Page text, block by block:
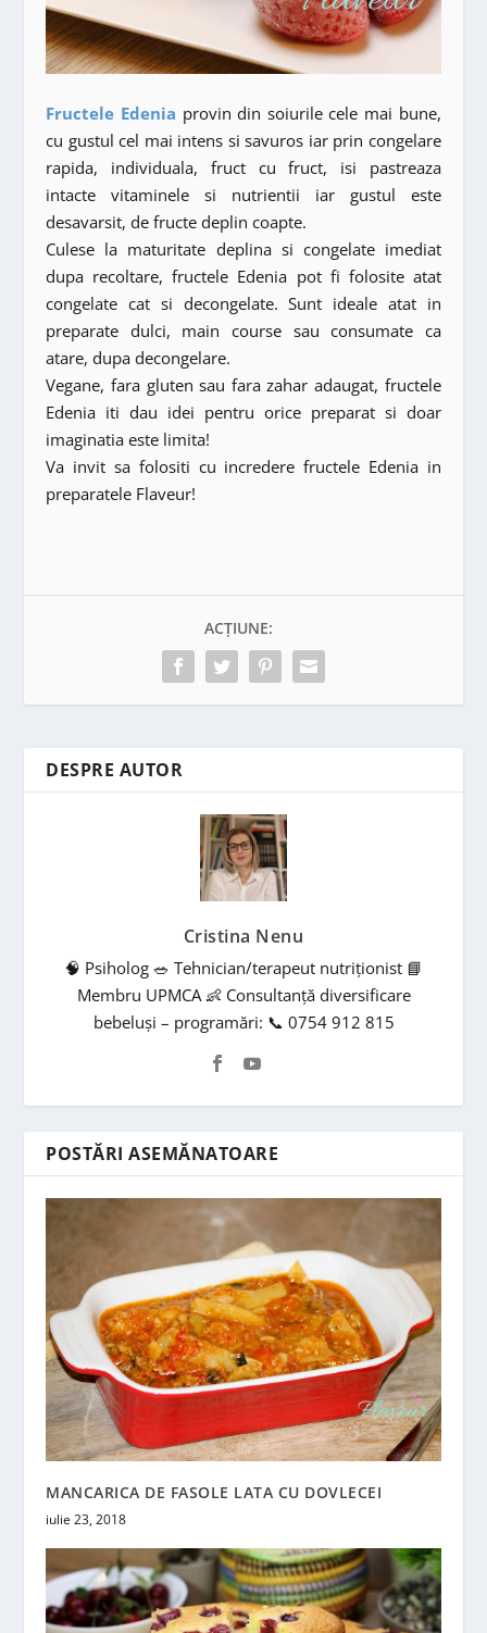
Fructele Edenia provin din soiurile cele mai bune,
cu gustul cel mai intens si savuros iar prin congelare
rapida, individuala, fruct cu fruct, isi pastreaza
intacte vitaminele si nutrientii iar gustul este
desavarsit, de fructe deplin coapte.
Culese la maturitate deplina si congelate imediat
dupa recoltare, fructele Edenia pot fi folosite atat
congelate cat si decongelate. Sunt ideale atat in
preparate dulci, main course sau consumate ca
atare, dupa decongelare.
Vegane, fara gluten sau fara zahar adaugat, fructele
Edenia iti dau idei pentru orice preparat si doar
imaginatia este limita!
Va invit sa folositi cu incredere fructele Edenia in
preparatele Flaveur!
ACȚIUNE:
DESPRE AUTOR
Cristina Nenu
🧠 Psiholog 🥗 Tehnician/terapeut nutriționist 📘
Membru UPMCA 👶 Consultanță diversificare
bebeluși – programări: 📞 0754 912 815
POSTĂRI ASEMĂNATOARE
MANCARICA DE FASOLE LATA CU DOVLECEI
iulie 23, 2018